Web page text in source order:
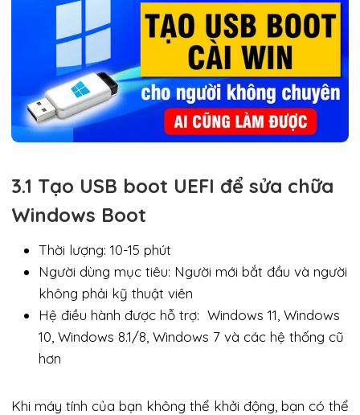
3.1 Tạo USB boot UEFI để sửa chữa
Windows Boot
Thời lượng: 10-15 phút
Người dùng mục tiêu: Người mới bắt đầu và người
không phải kỹ thuật viên
Hệ điều hành được hỗ trợ: Windows 11, Windows
10, Windows 8.1/8, Windows 7 và các hệ thống cũ
hơn
Khi máy tính của bạn không thể khởi động, bạn có thể